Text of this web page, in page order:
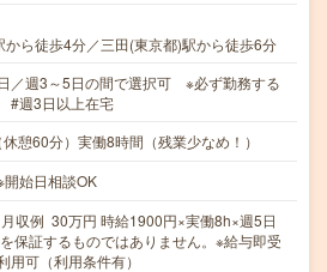
から徒歩4分／三田(東京都)駅から徒歩6分
／週3～5日の間で選択可 ※必ず勤務する
#週3日以上在宅
憩60分）実働8時間（残業少なめ！）
始日相談OK
収例 30万円 時給1900円×実働8h×週5日
保証するものではありません。※給与即受
用可（利用条件有）